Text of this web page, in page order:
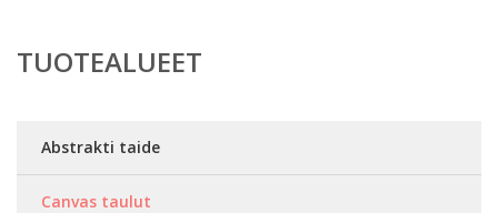
TUOTEALUEET
Abstrakti taide
Canvas taulut